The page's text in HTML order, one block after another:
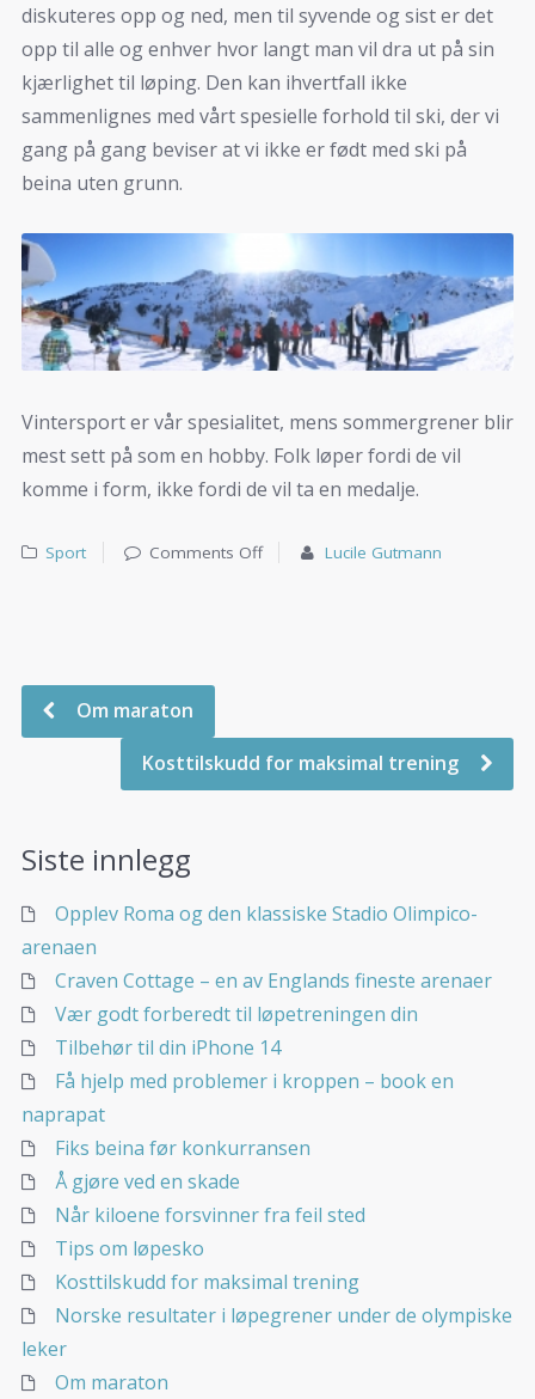
diskuteres opp og ned, men til syvende og sist er det
opp til alle og enhver hvor langt man vil dra ut på sin
kjærlighet til løping. Den kan ihvertfall ikke
sammenlignes med vårt spesielle forhold til ski, der vi
gang på gang beviser at vi ikke er født med ski på
beina uten grunn.
Vintersport er vår spesialitet, mens sommergrener blir
mest sett på som en hobby. Folk løper fordi de vil
komme i form, ikke fordi de vil ta en medalje.
Sport Comments Off Lucile Gutmann
Om maraton
Kosttilskudd for maksimal trening
Siste innlegg
Opplev Roma og den klassiske Stadio Olimpico-
arenaen
Craven Cottage – en av Englands fineste arenaer
Vær godt forberedt til løpetreningen din
Tilbehør til din iPhone 14
Få hjelp med problemer i kroppen – book en
naprapat
Fiks beina før konkurransen
Å gjøre ved en skade
Når kiloene forsvinner fra feil sted
Tips om løpesko
Kosttilskudd for maksimal trening
Norske resultater i løpegrener under de olympiske
leker
Om maraton